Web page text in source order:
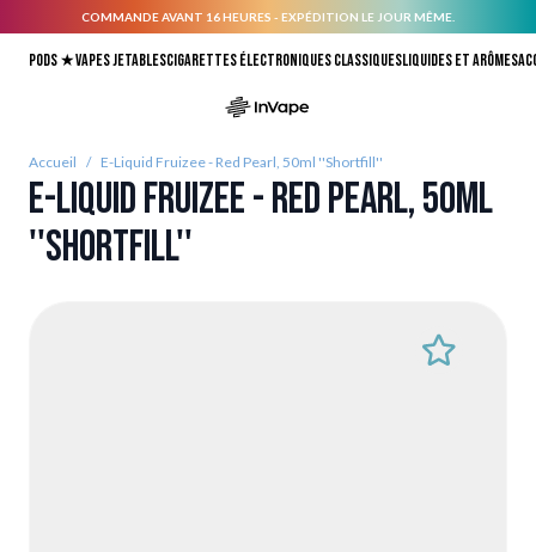
COMMANDE AVANT 16 HEURES - EXPÉDITION LE JOUR MÊME.
Pods ★Vapes jetablesCigarettes électroniques classiquesLiquides et arômes
Accueil / E-Liquid Fruizee - Red Pearl, 50ml ''Shortfill''
E-Liquid Fruizee - Red Pearl, 50ml
''Shortfill''